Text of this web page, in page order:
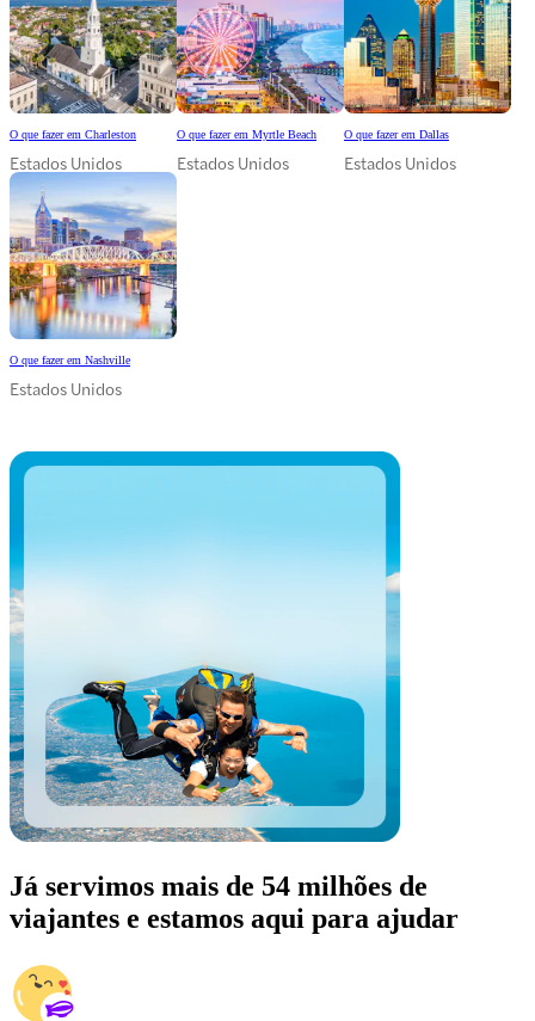
O que fazer em Charleston
Estados Unidos
O que fazer em Myrtle Beach
Estados Unidos
O que fazer em Dallas
Estados Unidos
O que fazer em Nashville
Estados Unidos
Já servimos mais de 54 milhões de
viajantes e estamos aqui para ajudar